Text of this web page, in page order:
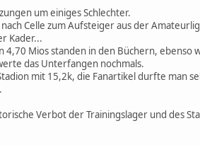
um einiges Schlechter.
Celle zum Aufsteiger aus der
Kader...
4,70 Mios standen in den Büchern, ebenso
das Unterfangen nochmals.
mit 15,2k, die Fanartikel durfte man
Verbot der Trainingslager und des